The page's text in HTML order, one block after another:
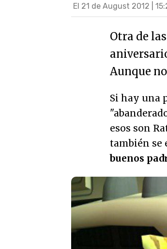
El 21 de August 2012 |
Otra de
Aunque
Si hay una
esos son
también se
buenos